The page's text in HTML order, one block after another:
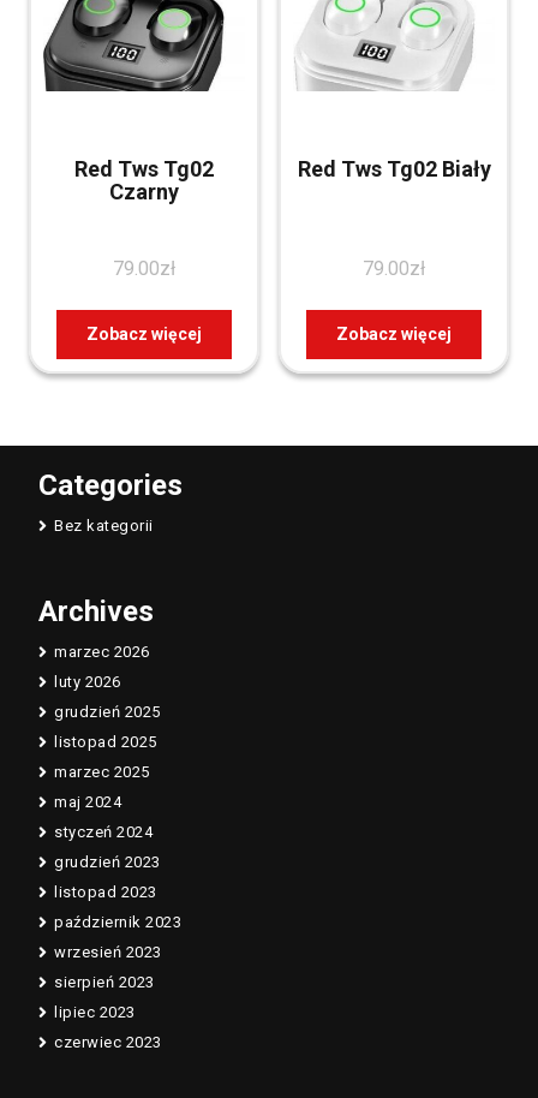
Red Tws Tg02
Czarny
79.00zł
Zobacz więcej
Red Tws Tg02 Biały
79.00zł
Zobacz więcej
Categories
Bez kategorii
Archives
marzec 2026
luty 2026
grudzień 2025
listopad 2025
marzec 2025
maj 2024
styczeń 2024
grudzień 2023
listopad 2023
październik 2023
wrzesień 2023
sierpień 2023
lipiec 2023
czerwiec 2023